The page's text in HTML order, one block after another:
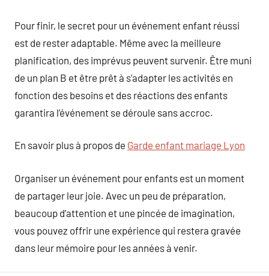
Pour finir, le secret pour un événement enfant réussi
est de rester adaptable. Même avec la meilleure
planification, des imprévus peuvent survenir. Être muni
de un plan B et être prêt à s’adapter les activités en
fonction des besoins et des réactions des enfants
garantira l’événement se déroule sans accroc.
En savoir plus à propos de Garde enfant mariage Lyon
Organiser un événement pour enfants est un moment
de partager leur joie. Avec un peu de préparation,
beaucoup d’attention et une pincée de imagination,
vous pouvez offrir une expérience qui restera gravée
dans leur mémoire pour les années à venir.